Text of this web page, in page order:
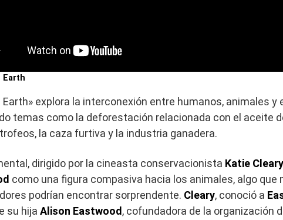
Earth
Earth» explora la interconexión entre humanos, animales y
temas como la deforestación relacionada con el aceite
la caza furtiva y la industria ganadera.
dirigido por la cineasta conservacionista Katie Cleary
como una figura compasiva hacia los animales, algo que
podrían encontrar sorprendente. Cleary, conoció a
su hija Alison Eastwood, cofundadora de la organización